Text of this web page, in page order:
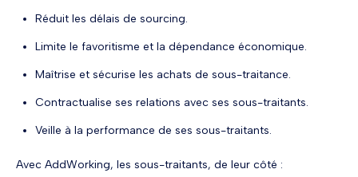
Réduit les délais de sourcing.
Limite le favoritisme et la dépendance économique.
Maîtrise et sécurise les achats de sous-traitance.
Contractualise ses relations avec ses sous-traitants.
Veille à la performance de ses sous-traitants.
Avec AddWorking, les sous-traitants, de leur côté :